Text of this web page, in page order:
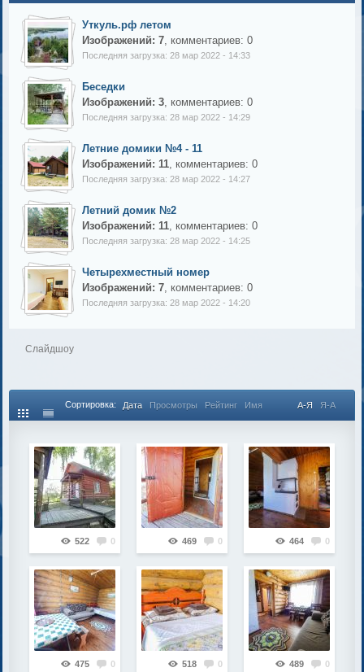
Уткуль.рф летом
Изображений: 7, комментариев: 0
Последняя загрузка: 28 мар 2022 - 14:33
Беседки
Изображений: 3, комментариев: 0
Последняя загрузка: 28 мар 2022 - 14:29
Летние домики №4 - 11
Изображений: 11, комментариев: 0
Последняя загрузка: 28 мар 2022 - 14:27
Летний домик №2
Изображений: 11, комментариев: 0
Последняя загрузка: 28 мар 2022 - 14:25
Четырехместный номер
Изображений: 7, комментариев: 0
Последняя загрузка: 28 мар 2022 - 14:20
Слайдшоу
Сортировка: Дата Просмотры Рейтинг Имя А-Я Я-А
522 0 469 0 464 0
475 0 518 0 489 0